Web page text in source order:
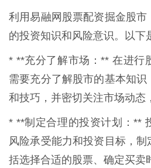
利用易融网股票配资掘金股市
的投资知识和风险意识。以下
* **充分了解市场：** 在进行
需要充分了解股市的基本知识
和技巧，并密切关注市场动态
* **制定合理的投资计划：**
风险承受能力和投资目标，
括选择合适的股票、确定买卖